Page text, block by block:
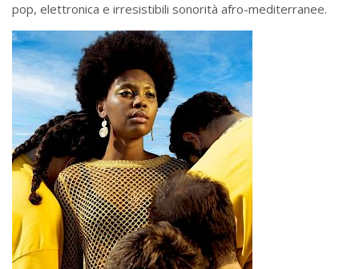
pop, elettronica e irresistibili sonorità afro-mediterranee.